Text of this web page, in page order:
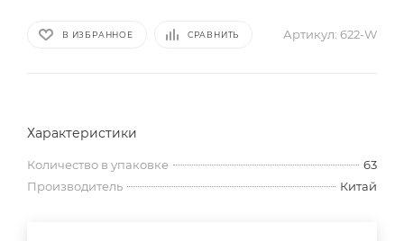
В ИЗБРАННОЕ СРАВНИТЬ Артикул: 622-W
Характеристики
Количество в упаковке
63
Производитель
Китай